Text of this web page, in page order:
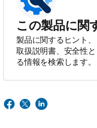
この製品に関
製品に関するヒント、
取扱説明書、安全性
る情報を検索します。